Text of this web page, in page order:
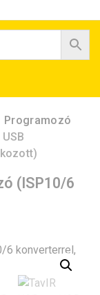
Programozó
(ISP10/6